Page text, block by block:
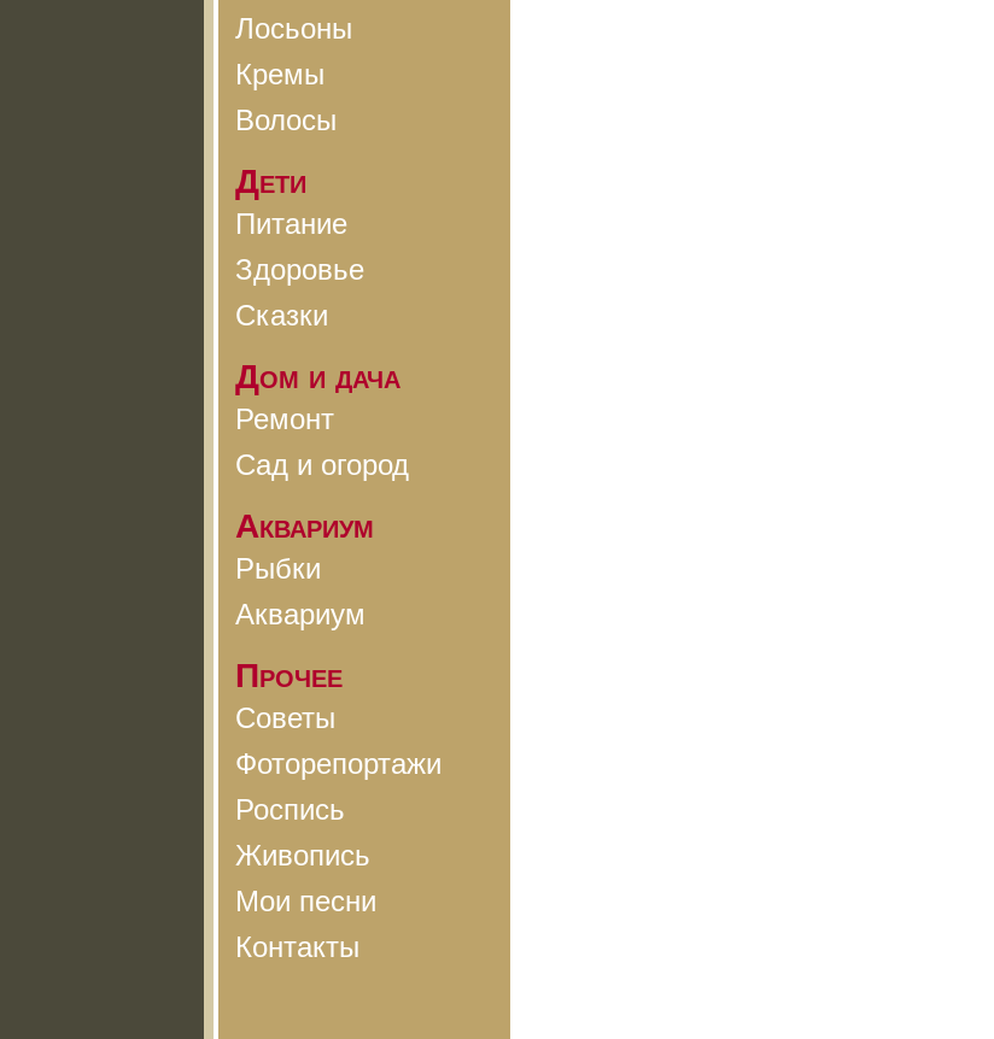
Лосьоны
Кремы
Волосы
Дети
Питание
Здоровье
Сказки
Дом и дача
Ремонт
Сад и огород
Аквариум
Рыбки
Аквариум
Прочее
Советы
Фоторепортажи
Роспись
Живопись
Мои песни
Контакты